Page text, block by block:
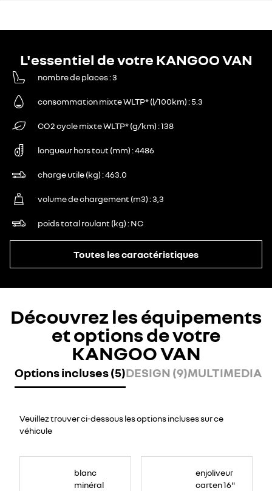
L'essentiel de votre KANGOO VAN
nombre de places 3
consommation mixte WLTP* (l/100km) 5.3
CO2 cycle mixte WLTP* (g/km) 138
longueur hors tout (mm) 4486
charge utile (kg) 463.0
volume de chargement (m3) 3,3
poids total roulant (kg) NC
Toutes les caractéristiques
Découvrez les équipements
et options de votre
KANGOO VAN
Options incluses (5)DESIGN (9)MULTIMEDIA
Veuillez trouver ci-dessous les options incluses sur ce
véhicule
blanc
minéral
enjoliveur
carten 16"